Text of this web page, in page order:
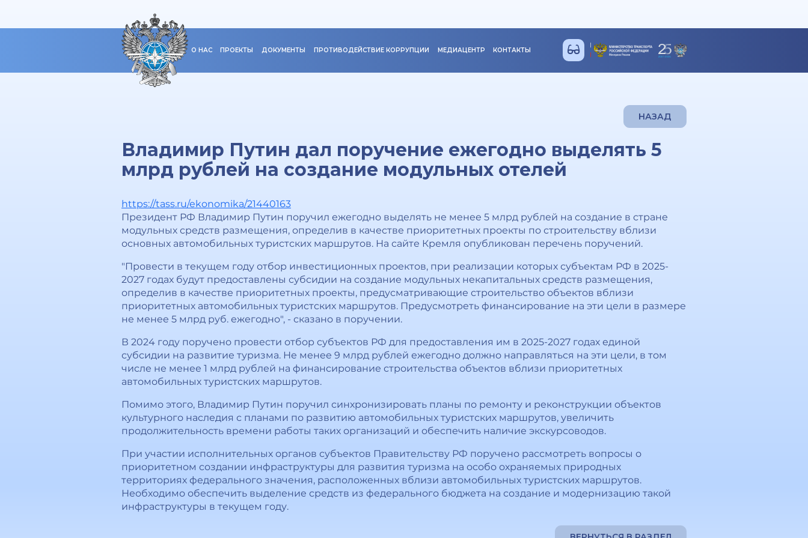
О НАС ПРОЕКТЫ ДОКУМЕНТЫ ПРОТИВОДЕЙСТВИЕ КОРРУПЦИИ МЕДИАЦЕНТР КОНТАКТЫ
НАЗАД
Владимир Путин дал поручение ежегодно выделять 5
млрд рублей на создание модульных отелей
https://tass.ru/ekonomika/21440163
Президент РФ Владимир Путин поручил ежегодно выделять не менее 5 млрд рублей на создание в стране
модульных средств размещения, определив в качестве приоритетных проекты по строительству вблизи
основных автомобильных туристских маршрутов. На сайте Кремля опубликован перечень поручений.
"Провести в текущем году отбор инвестиционных проектов, при реализации которых субъектам РФ в 2025-
2027 годах будут предоставлены субсидии на создание модульных некапитальных средств размещения,
определив в качестве приоритетных проекты, предусматривающие строительство объектов вблизи
приоритетных автомобильных туристских маршрутов. Предусмотреть финансирование на эти цели в размере
не менее 5 млрд руб. ежегодно", - сказано в поручении.
В 2024 году поручено провести отбор субъектов РФ для предоставления им в 2025-2027 годах единой
субсидии на развитие туризма. Не менее 9 млрд рублей ежегодно должно направляться на эти цели, в том
числе не менее 1 млрд рублей на финансирование строительства объектов вблизи приоритетных
автомобильных туристских маршрутов.
Помимо этого, Владимир Путин поручил синхронизировать планы по ремонту и реконструкции объектов
культурного наследия с планами по развитию автомобильных туристских маршрутов, увеличить
продолжительность времени работы таких организаций и обеспечить наличие экскурсоводов.
При участии исполнительных органов субъектов Правительству РФ поручено рассмотреть вопросы о
приоритетном создании инфраструктуры для развития туризма на особо охраняемых природных
территориях федерального значения, расположенных вблизи автомобильных туристских маршрутов.
Необходимо обеспечить выделение средств из федерального бюджета на создание и модернизацию такой
инфраструктуры в текущем году.